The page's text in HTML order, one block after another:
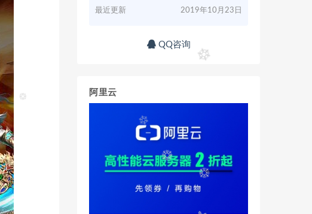
最近更新 2019年10月23日
QQ咨询
阿里云